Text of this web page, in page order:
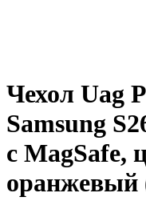
Чехол Uag
Samsung
с MagSafe,
оранжевый